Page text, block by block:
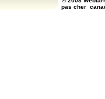
pas cher